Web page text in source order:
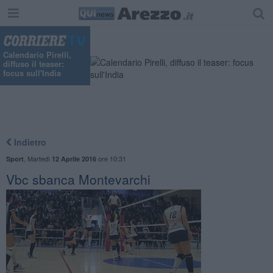
Calendario Pirelli,
diffuso il teaser:
focus sull'India
Indietro
Sport Martedì 12 Aprile 2016ore 10:31
Vbc sbanca Montevarchi